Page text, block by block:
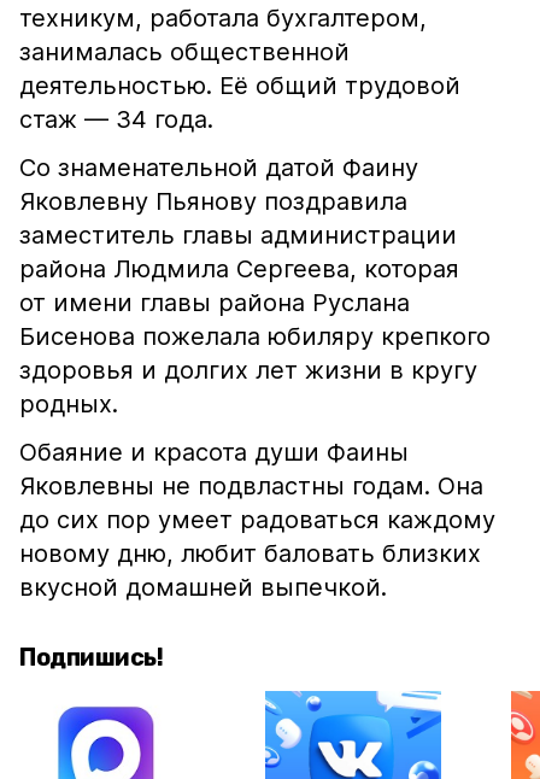
техникум, работала бухгалтером,
занималась общественной
деятельностью. Её общий трудовой
стаж — 34 года.
Со знаменательной датой Фаину
Яковлевну Пьянову поздравила
заместитель главы администрации
района Людмила Сергеева, которая
от имени главы района Руслана
Бисенова пожелала юбиляру крепкого
здоровья и долгих лет жизни в кругу
родных.
Обаяние и красота души Фаины
Яковлевны не подвластны годам. Она
до сих пор умеет радоваться каждому
новому дню, любит баловать близких
вкусной домашней выпечкой.
Подпишись!